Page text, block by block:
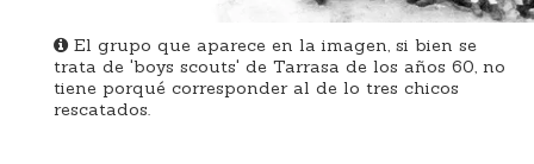
El grupo que aparece en la imagen, si bien se
trata de 'boys scouts' de Tarrasa de los años 60, no
tiene porqué corresponder al de lo tres chicos
rescatados.